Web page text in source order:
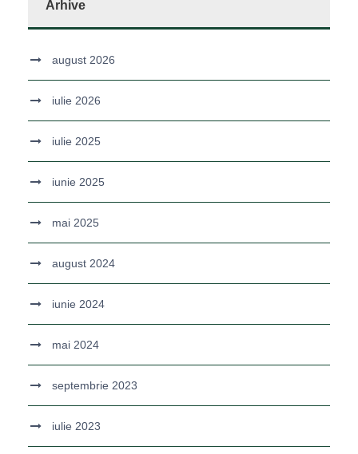
Arhive
august 2026
iulie 2026
iulie 2025
iunie 2025
mai 2025
august 2024
iunie 2024
mai 2024
septembrie 2023
iulie 2023